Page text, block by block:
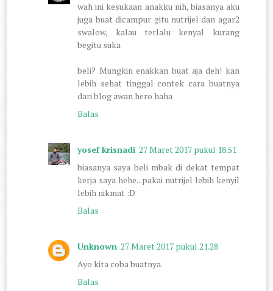
wah ini kesukaan anakku nih, biasanya aku
juga buat dicampur gitu nutrijel dan agar2
swalow, kalau terlalu kenyal kurang
begitu suka
beli? Mungkin enakkan buat aja deh! kan
lebih sehat tinggal contek cara buatnya
dari blog awan hero haha
Balas
yosef krisnadi 27 Maret 2017 pukul 18.51
biasanya saya beli mbak di dekat tempat
kerja saya hehe...pakai nutrijel lebih kenyil
lebih nikmat :D
Balas
Unknown 27 Maret 2017 pukul 21.28
Ayo kita coba buatnya.
Balas